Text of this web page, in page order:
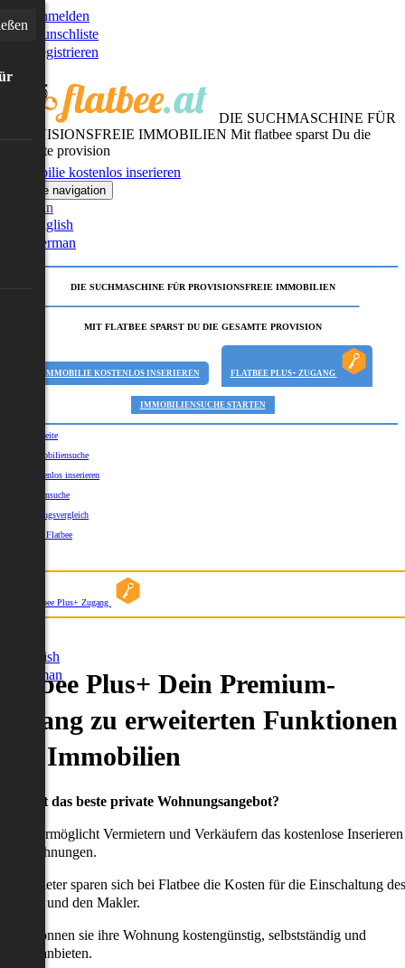
Anmelden
Wunschliste
Registrieren
DIE SUCHMASCHINE FÜR
PROVISIONSFREIE IMMOBILIEN Mit flatbee sparst Du die
gesamte provision
Immobilie kostenlos inserieren
Toggle navigation
German
English
German
DIE SUCHMASCHINE FÜR PROVISIONSFREIE IMMOBILIEN
MIT FLATBEE SPARST DU DIE GESAMTE PROVISION
IMMOBILIE KOSTENLOS INSERIEREN FLATBEE PLUS+ ZUGANG
IMMOBILIENSUCHE STARTEN
Startseite
Immobiliensuche
Kostenlos inserieren
Kartensuche
Umzugsvergleich
Über Flatbee
Flatbee Plus+ Zugang
English
German
Plus+ Dein Premium-
zu erweiterten Funktionen
Immobilien
willst das beste private Wohnungsangebot?
ermöglicht Vermietern und Verkäufern das kostenlose Inserieren
Wohnungen.
Anbieter sparen sich bei Flatbee die Kosten für die Einschaltung des
und den Makler.
können sie ihre Wohnung kostengünstig, selbstständig und
anbieten.